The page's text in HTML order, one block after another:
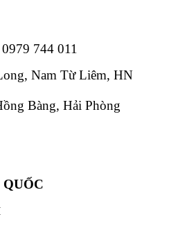
0979 744 011
Long, Nam Từ Liêm, HN
Bàng, Hải Phòng